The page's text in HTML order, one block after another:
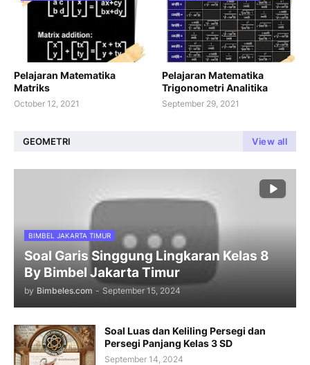
Pelajaran Matematika
Matriks
October 12, 2021
Pelajaran Matematika
Trigonometri Analitika
September 29, 2021
GEOMETRI View all
BIMBEL JAKARTA TIMUR
Soal Garis Singgung Lingkaran Kelas 8
By Bimbel Jakarta Timur
by Bimbeles.com - September 15, 2024
Soal Luas dan Keliling Persegi dan
Persegi Panjang Kelas 3 SD
September 14, 2024